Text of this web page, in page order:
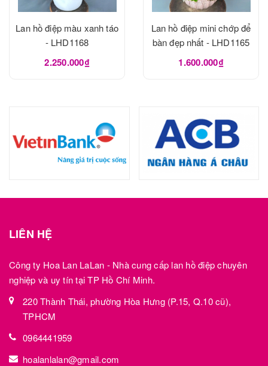
Lan hồ điệp màu xanh táo
- LHD1168
2.250.000₫
Lan hồ điệp mini chớp để
bàn đẹp nhất - LHD1165
1.600.000₫
LIÊN HỆ
Công ty Hoa Lan LaLan - Nhà cung cấp lan hồ điệp chuyên
nghiệp và uy tín tại TP Hồ Chí Minh.
220 Thành Thái, phường Hòa Hưng (P.15, Q.10 cũ),
TPHCM
0964441959
hoalanlalan@gmail.com